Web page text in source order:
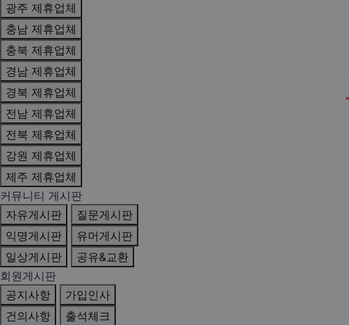
광주 제휴업체
충남 제휴업체
충북 제휴업체
경남 제휴업체
경북 제휴업체
전남 제휴업체
전북 제휴업체
강원 제휴업체
제주 제휴업체
커뮤니티 게시판
자유게시판
질문게시판
익명게시판
유머게시판
일상게시판
공유&교환
회원게시판
공지사항
가입인사
건의사항
출석체크